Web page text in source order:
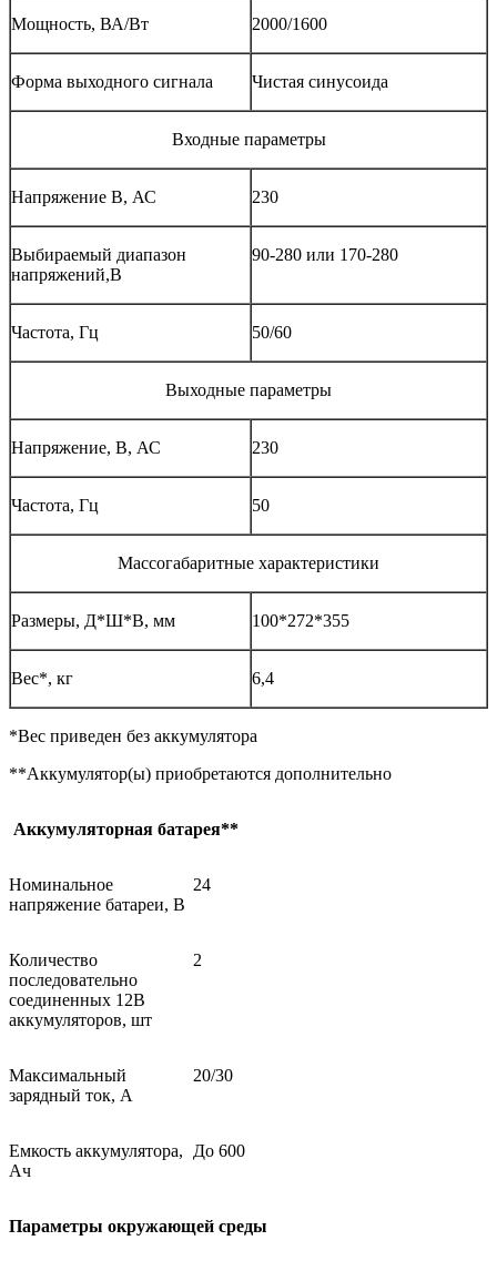
Мощность, ВА/Вт 2000/1600
Форма выходного сигнала Чистая синусоида
Входные параметры
Напряжение В, АС 230
Выбираемый диапазон
напряжений,В
90-280 или 170-280
Частота, Гц 50/60
Выходные параметры
Напряжение, В, АС 230
Частота, Гц 50
Массогабаритные характеристики
Размеры, Д*Ш*В, мм 100*272*355
Вес*, кг 6,4
*Вес приведен без аккумулятора
**Аккумулятор(ы) приобретаются дополнительно
Аккумуляторная батарея**
Номинальное
напряжение батареи, В
24
Количество
последовательно
соединенных 12В
аккумуляторов, шт
2
Максимальный
зарядный ток, А
20/30
Емкость аккумулятора,
Ач
До 600
Параметры окружающей среды